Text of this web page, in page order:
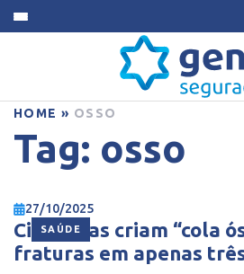
HOME » OSSO
Tag: osso
SAÚDE
27/10/2025
Cientistas criam “cola
fraturas em apenas